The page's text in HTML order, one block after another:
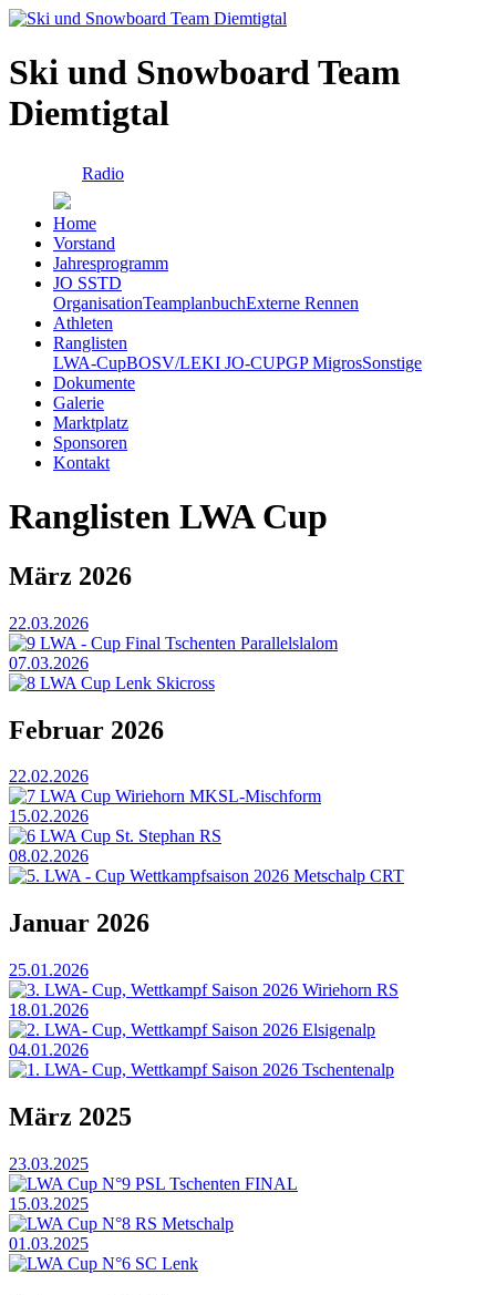
Ski und Snowboard Team
Diemtigtal
Radio
Home
Vorstand
Jahresprogramm
JO SSTD
OrganisationTeamplanbuchExterne Rennen
Athleten
Ranglisten
LWA-CupBOSV/LEKI JO-CUPGP MigrosSonstige
Dokumente
Galerie
Marktplatz
Sponsoren
Kontakt
Ranglisten LWA Cup
März 2026
22.03.2026
9 LWA - Cup Final Tschenten Parallelslalom
07.03.2026
8 LWA Cup Lenk Skicross
Februar 2026
22.02.2026
7 LWA Cup Wiriehorn MKSL-Mischform
15.02.2026
6 LWA Cup St. Stephan RS
08.02.2026
5. LWA - Cup Wettkampfsaison 2026 Metschalp CRT
Januar 2026
25.01.2026
3. LWA- Cup, Wettkampf Saison 2026 Wiriehorn RS
18.01.2026
2. LWA- Cup, Wettkampf Saison 2026 Elsigenalp
04.01.2026
1. LWA- Cup, Wettkampf Saison 2026 Tschentenalp
März 2025
23.03.2025
LWA Cup N°9 PSL Tschenten FINAL
15.03.2025
LWA Cup N°8 RS Metschalp
01.03.2025
LWA Cup N°6 SC Lenk